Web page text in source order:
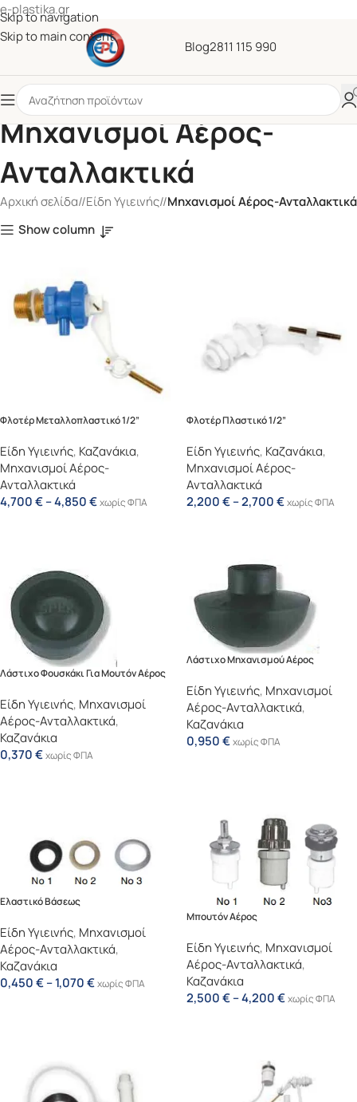
e-plastika.gr
Skip to navigation
Skip to main content
Blog2811 115 990
Μηχανισμοί Αέρος-
Ανταλλακτικά
Αρχική σελίδα/ Είδη Υγιεινής/ Μηχανισμοί Αέρος-Ανταλλακτικά
Show column
Φλοτέρ Μεταλλοπλαστικό 1/2”
Είδη Υγιεινής, Καζανάκια,
Μηχανισμοί Αέρος-
Ανταλλακτικά
4,700€–4,850€χωρίς ΦΠΑ
Φλοτέρ Πλαστικό 1/2”
Είδη Υγιεινής, Καζανάκια,
Μηχανισμοί Αέρος-
Ανταλλακτικά
2,200€–2,700€χωρίς ΦΠΑ
Λάστιχο Φουσκάκι Για Μουτόν Αέρος
Είδη Υγιεινής, Μηχανισμοί
Αέρος-Ανταλλακτικά,
Καζανάκια
0,370€χωρίς ΦΠΑ
Λάστιχο Μηχανισμού Αέρος
Είδη Υγιεινής, Μηχανισμοί
Αέρος-Ανταλλακτικά,
Καζανάκια
0,950€χωρίς ΦΠΑ
Ελαστικό Βάσεως
Είδη Υγιεινής, Μηχανισμοί
Αέρος-Ανταλλακτικά,
Καζανάκια
0,450€–1,070€χωρίς ΦΠΑ
Μπουτόν Αέρος
Είδη Υγιεινής, Μηχανισμοί
Αέρος-Ανταλλακτικά,
Καζανάκια
2,500€–4,200€χωρίς ΦΠΑ